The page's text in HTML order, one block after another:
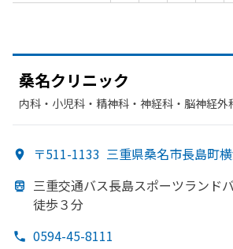
桑名クリニック
内科・​小児科・​精神科・神経科・​脳神経外
〒511-1133 三重県桑名市長島町
三重交通バス長島スポーツランド
徒歩３分
0594-45-8111